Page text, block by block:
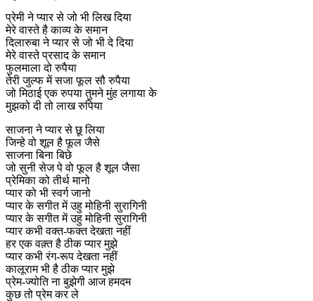
प्रेमी ने प्यार से जो भी लिख दिया
मेरे वास्ते है काव्य के समान
दिलारुबा ने प्यार से जो भी दे दिया
मेरे वास्ते प्रसाद के समान
फुलमाला दो रुपैया
तेरी जुल्फ में सजा फूल सौ रुपैया
जो मिठाई एक रुपया तुमने मुंह लगाया के
मुझको दी तो लाख रुपिया
साजना ने प्यार से छू लिया
जिन्हे वो शूल है फूल जैसे
साजना बिना बिछे
जो सुनी सेज पे वो फूल है शूल जैसा
प्रेमिका को तीर्थ मानो
प्यार को भी स्वर्ग जानो
प्यार के सगीत में उहु मोहिनी सुरागिनी
प्यार के सगीत में उहु मोहिनी सुरागिनी
प्यार कभी वक्त-फक्त देखता नहीं
हर एक वक़्त है ठीक प्यार मुझे
प्यार कभी रंग-रूप देखता नहीं
कालूराम भी है ठीक प्यार मुझे
प्रेम-ज्योति ना बुझेगी आज हमदम
कुछ तो प्रेम कर ले